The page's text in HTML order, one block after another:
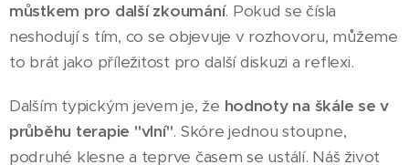
můstkem pro další zkoumání. Pokud se čísla
neshodují s tím, co se objevuje v rozhovoru, můžeme
to brát jako příležitost pro další diskuzi a reflexi.
Dalším typickým jevem je, že hodnoty na škále se v
průběhu terapie "vlní". Skóre jednou stoupne,
podruhé klesne a teprve časem se ustálí. Náš život